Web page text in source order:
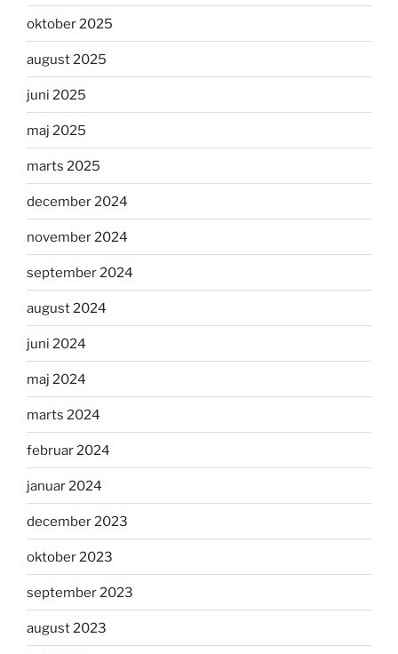
oktober 2025
august 2025
juni 2025
maj 2025
marts 2025
december 2024
november 2024
september 2024
august 2024
juni 2024
maj 2024
marts 2024
februar 2024
januar 2024
december 2023
oktober 2023
september 2023
august 2023